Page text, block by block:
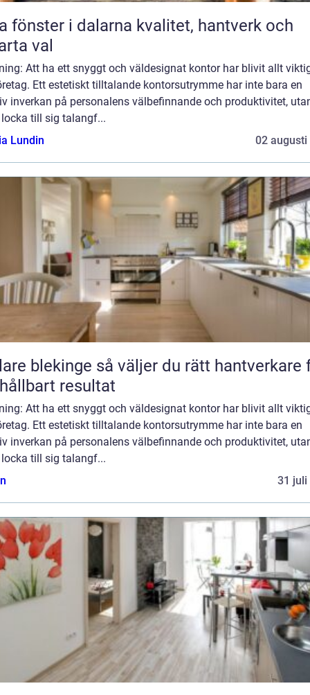
i dalarna kvalitet, hantverk och
val
Att ha ett snyggt och väldesignat kontor har blivit allt
Ett estetiskt tilltalande kontorsutrymme har inte bara en
inverkan på personalens välbefinnande och produktivitet,
till sig talangf...
Lundin
02 augusti
så väljer du rätt hantverkare för
resultat
Att ha ett snyggt och väldesignat kontor har blivit allt
Ett estetiskt tilltalande kontorsutrymme har inte bara en
inverkan på personalens välbefinnande och produktivitet,
till sig talangf...
31 juli